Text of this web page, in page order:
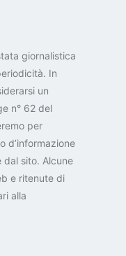
giornalistica
In
un
n° 62 del
per
d’informazione
dal sito. Alcune
e ritenute di
alla